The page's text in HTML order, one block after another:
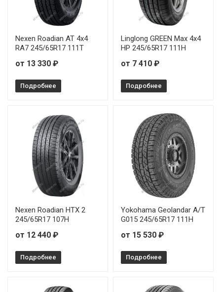
Nexen Roadian AT 4х4
RA7 245/65R17 111T
от 13 330 ₽
Подробнее
Linglong GREEN Max 4x4
HP 245/65R17 111H
от 7 410 ₽
Подробнее
Nexen Roadian HTX 2
245/65R17 107H
от 12 440 ₽
Подробнее
Yokohama Geolandar A/T
G015 245/65R17 111H
от 15 530 ₽
Подробнее